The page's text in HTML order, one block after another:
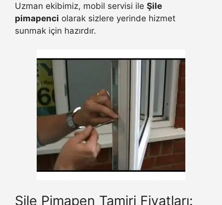
Uzman ekibimiz, mobil servisi ile Şile
pimapenci olarak sizlere yerinde hizmet
sunmak için hazırdır.
Şile Pimapen Tamiri Fiyatları: